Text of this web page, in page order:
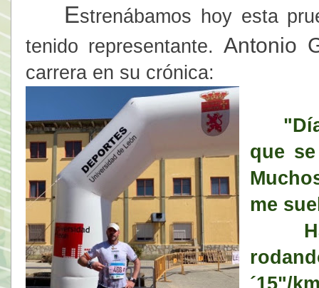
Estrenábamos hoy esta
tenido representante.Antonio
carrera en su crónica:
que
me
´15"/